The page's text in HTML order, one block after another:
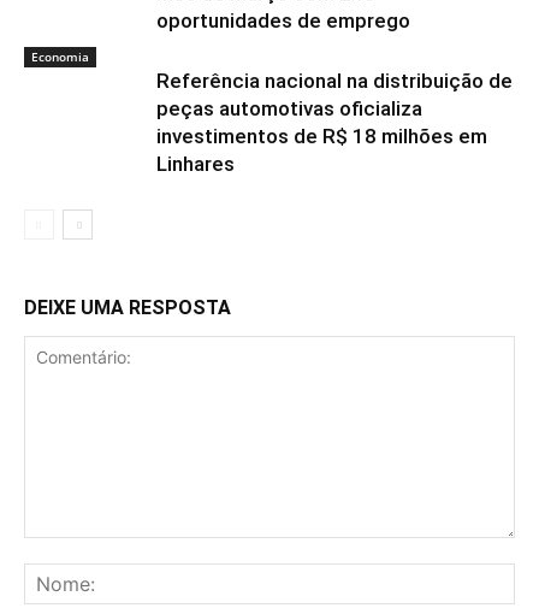
oportunidades de emprego
Economia
Referência nacional na distribuição de
peças automotivas oficializa
investimentos de R$ 18 milhões em
Linhares
DEIXE UMA RESPOSTA